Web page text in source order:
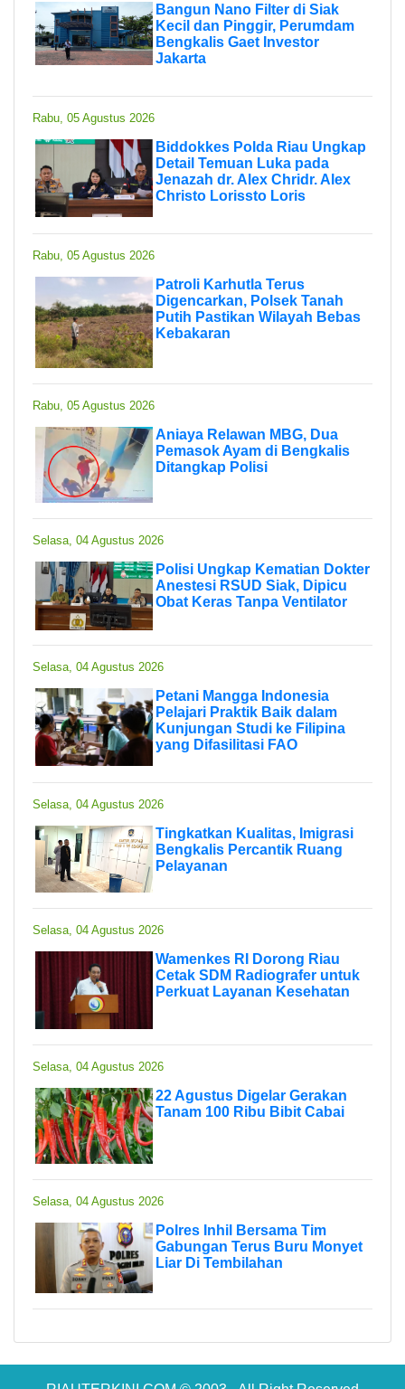
Bangun Nano Filter di Siak
Kecil dan Pinggir, Perumdam
Bengkalis Gaet Investor
Jakarta
Rabu, 05 Agustus 2026
Biddokkes Polda Riau Ungkap
Detail Temuan Luka pada
Jenazah dr. Alex Chridr. Alex
Christo Lorissto Loris
Rabu, 05 Agustus 2026
Patroli Karhutla Terus
Digencarkan, Polsek Tanah
Putih Pastikan Wilayah Bebas
Kebakaran
Rabu, 05 Agustus 2026
Aniaya Relawan MBG, Dua
Pemasok Ayam di Bengkalis
Ditangkap Polisi
Selasa, 04 Agustus 2026
Polisi Ungkap Kematian Dokter
Anestesi RSUD Siak, Dipicu
Obat Keras Tanpa Ventilator
Selasa, 04 Agustus 2026
Petani Mangga Indonesia
Pelajari Praktik Baik dalam
Kunjungan Studi ke Filipina
yang Difasilitasi FAO
Selasa, 04 Agustus 2026
Tingkatkan Kualitas, Imigrasi
Bengkalis Percantik Ruang
Pelayanan
Selasa, 04 Agustus 2026
Wamenkes RI Dorong Riau
Cetak SDM Radiografer untuk
Perkuat Layanan Kesehatan
Selasa, 04 Agustus 2026
22 Agustus Digelar Gerakan
Tanam 100 Ribu Bibit Cabai
Selasa, 04 Agustus 2026
Polres Inhil Bersama Tim
Gabungan Terus Buru Monyet
Liar Di Tembilahan